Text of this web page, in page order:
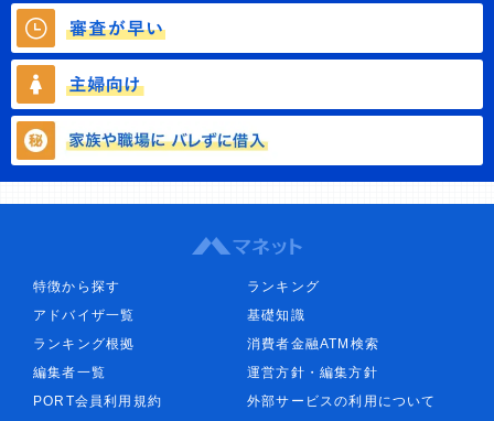
特徴から探す
ランキング
アドバイザ一覧
基礎知識
ランキング根拠
消費者金融ATM検索
編集者一覧
運営方針・編集方針
PORT会員利用規約
外部サービスの利用について